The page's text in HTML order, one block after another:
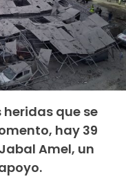
heridas que se
hay 39
Amel, un